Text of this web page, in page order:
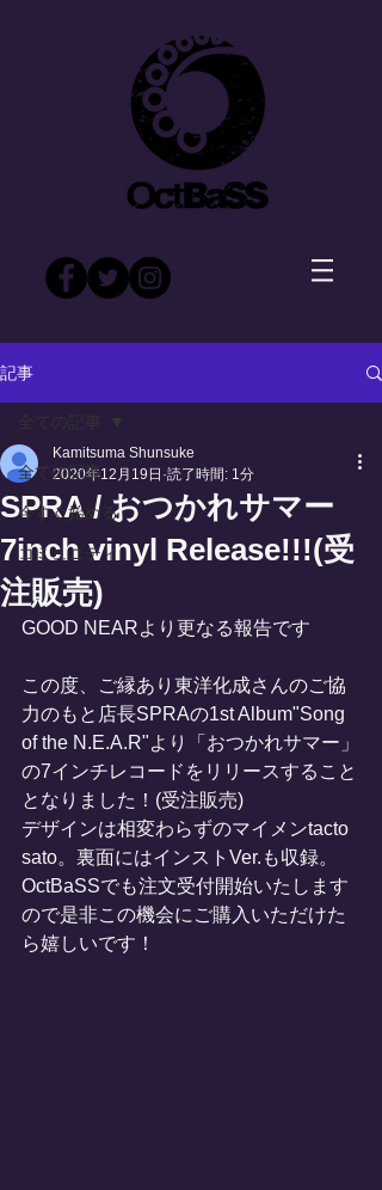
記事
全ての記事
今すぐ始める
コミュニティ
全ての記事
SPRA / おつかれサマー
7inch vinyl Release!!!(受
注販売)
Kamitsuma Shunsuke
2020年12月19日 読了時間: 1分
GOOD NEARより更なる報告です
この度、ご縁あり東洋化成さんのご協
力のもと店長SPRAの1st Album"Song
of the N.E.A.R"より「おつかれサマー」
の7インチレコードをリリースすること
となりました！(受注販売)
デザインは相変わらずのマイメンtacto
sato。裏面にはインストVer.も収録。
OctBaSSでも注文受付開始いたします
ので是非この機会にご購入いただけた
ら嬉しいです！